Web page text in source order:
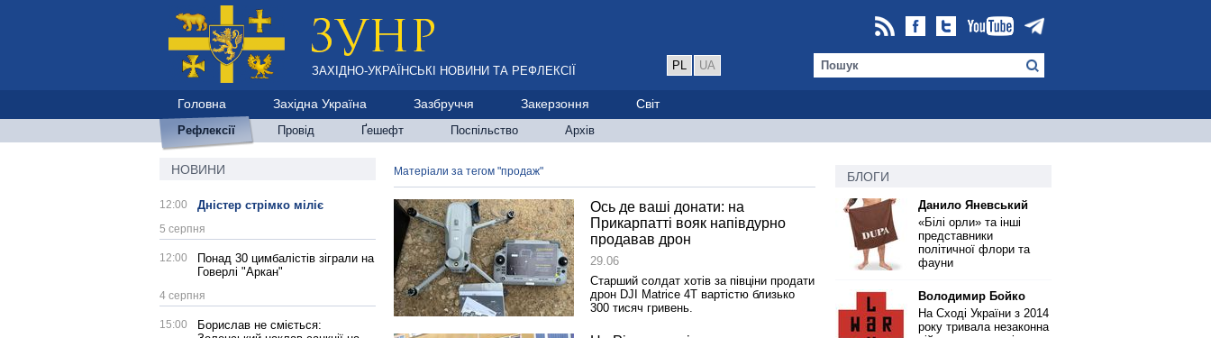
ЗАХІДНО-УКРАЇНСЬКІ НОВИНИ ТА РЕФЛЕКСІЇ PL UA
Головна Західна Україна Зазбруччя Закерзоння Світ
Рефлексії Провід Ґешефт Поспільство Архів
НОВИНИ
12:00 Дністер стрімко міліє
5 серпня
12:00
Понад 30 цимбалістів зіграли на
Говерлі "Аркан"
4 серпня
15:00
Борислав не сміється:
Матеріали за тегом "продаж"
Ось де ваші донати: на
Прикарпатті вояк напівдурно
продавав дрон
29.06
Старший солдат хотів за півціни продати
дрон DJI Matrice 4T вартістю близько
300 тисяч гривень.
БЛОГИ
Данило Яневський
«Білі орли» та інші
представники
політичної флори та
фауни
Володимир Бойко
На Сході України з 2014
року тривала незаконна